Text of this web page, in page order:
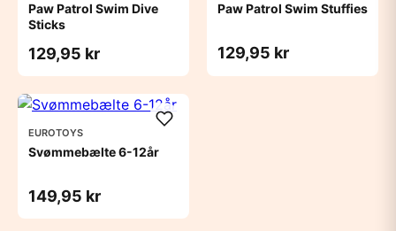
Paw Patrol Swim Dive
Sticks
129,95 kr
Paw Patrol Swim Stuffies
129,95 kr
EUROTOYS
Svømmebælte 6-12år
149,95 kr